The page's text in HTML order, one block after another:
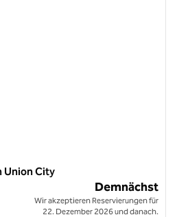
Union City
Demnächst
Wir akzeptieren Reservierungen für
22. Dezember 2026 und danach.